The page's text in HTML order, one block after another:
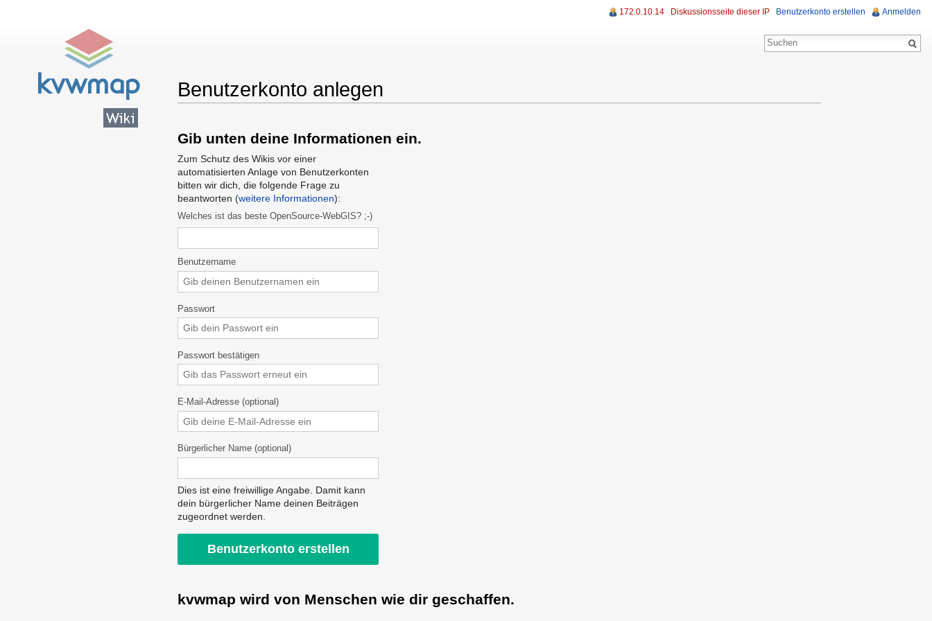
Benutzerkonto anlegen
Gib unten deine Informationen ein.
Zum Schutz des Wikis vor einer
automatisierten Anlage von Benutzerkonten
bitten wir dich, die folgende Frage zu
beantworten (weitere Informationen):
Welches ist das beste OpenSource-WebGIS? ;-)
Benutzername
Passwort
Passwort bestätigen
E-Mail-Adresse (optional)
Bürgerlicher Name (optional)
Dies ist eine freiwillige Angabe. Damit kann
dein bürgerlicher Name deinen Beiträgen
zugeordnet werden.
kvwmap wird von Menschen wie dir geschaffen.
172.0.10.14 Diskussionsseite dieser IP Benutzerkonto erstellen Anmelden